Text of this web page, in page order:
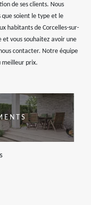
de ses clients. Nous
que soient le type et le
habitants de Corcelles-sur-
et vous souhaitez avoir une
contacter. Notre équipe
meilleur prix.